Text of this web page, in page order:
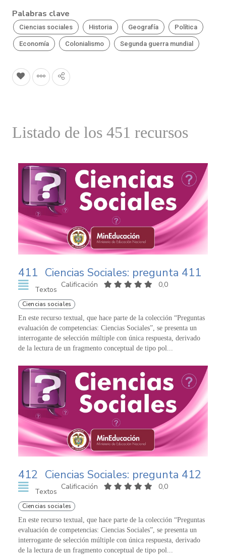
Palabras clave
Ciencias sociales Historia Geografía Política
Economía Colonialismo Segunda guerra mundial
Listado de los 451 recursos
411 Ciencias Sociales: pregunta 411
Textos
Calificación 0,0
Ciencias sociales
En este recurso textual, que hace parte de la colección “Preguntas
evaluación de competencias: Ciencias Sociales”, se presenta un
interrogante de selección múltiple con única respuesta, derivado
de la lectura de un fragmento conceptual de tipo pol...
412 Ciencias Sociales: pregunta 412
Textos
Calificación 0,0
Ciencias sociales
En este recurso textual, que hace parte de la colección “Preguntas
evaluación de competencias: Ciencias Sociales”, se presenta un
interrogante de selección múltiple con única respuesta, derivado
de la lectura de un fragmento conceptual de tipo pol...